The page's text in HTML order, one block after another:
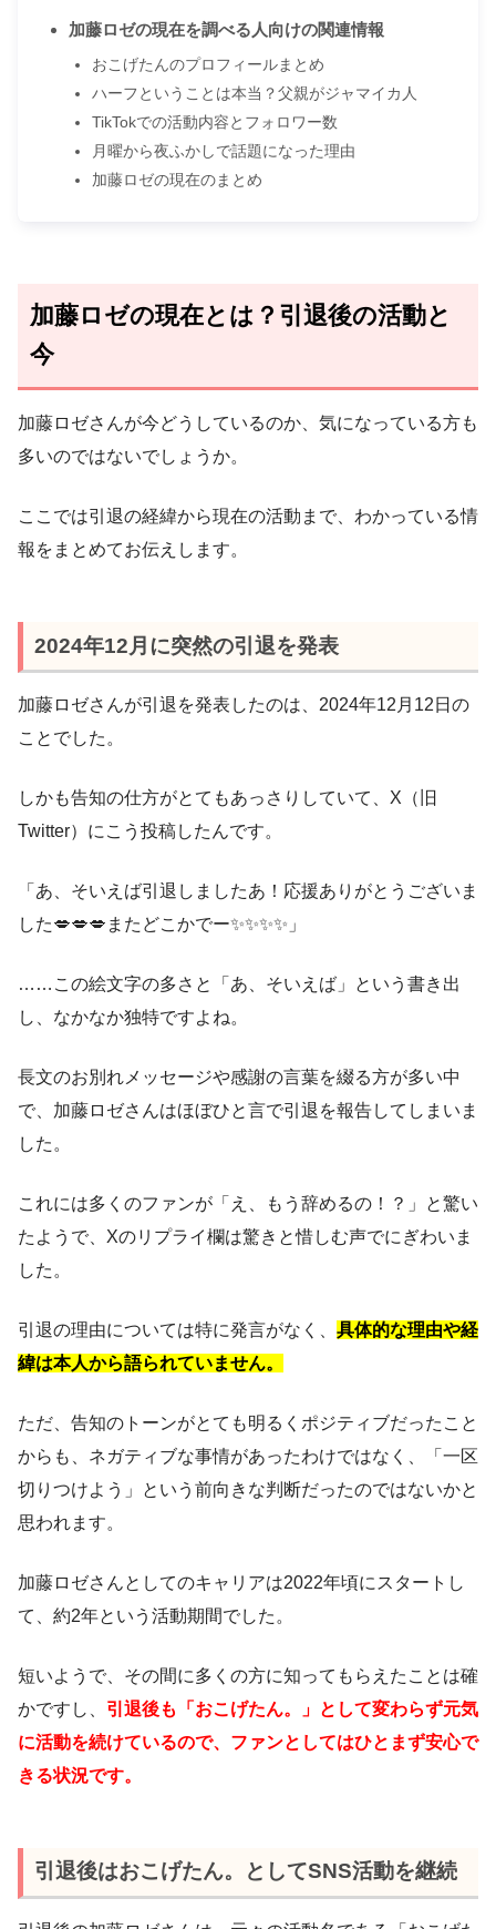
加藤ロゼの現在を調べる人向けの関連情報
おこげたんのプロフィールまとめ
ハーフということは本当？父親がジャマイカ人
TikTokでの活動内容とフォロワー数
月曜から夜ふかしで話題になった理由
加藤ロゼの現在のまとめ
加藤ロゼの現在とは？引退後の活動と
今
加藤ロゼさんが今どうしているのか、気になっている方も
多いのではないでしょうか。
ここでは引退の経緯から現在の活動まで、わかっている情
報をまとめてお伝えします。
2024年12月に突然の引退を発表
加藤ロゼさんが引退を発表したのは、2024年12月12日の
ことでした。
しかも告知の仕方がとてもあっさりしていて、X（旧
Twitter）にこう投稿したんです。
「あ、そいえば引退しましたあ！応援ありがとうございま
した💋💋💋またどこかでー✨✨✨✨」
……この絵文字の多さと「あ、そいえば」という書き出
し、なかなか独特ですよね。
長文のお別れメッセージや感謝の言葉を綴る方が多い中
で、加藤ロゼさんはほぼひと言で引退を報告してしまいま
した。
これには多くのファンが「え、もう辞めるの！？」と驚い
たようで、Xのリプライ欄は驚きと惜しむ声でにぎわいま
した。
引退の理由については特に発言がなく、 具体的な理由や経
緯は本人から語られていません。
ただ、告知のトーンがとても明るくポジティブだったこと
からも、ネガティブな事情があったわけではなく、「一区
切りつけよう」という前向きな判断だったのではないかと
思われます。
加藤ロゼさんとしてのキャリアは2022年頃にスタートし
て、約2年という活動期間でした。
短いようで、その間に多くの方に知ってもらえたことは確
かですし、 引退後も「おこげたん。」として変わらず元気
に活動を続けているので、ファンとしてはひとまず安心で
きる状況です。
引退後はおこげたん。としてSNS活動を継続